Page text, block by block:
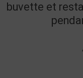
buvette et